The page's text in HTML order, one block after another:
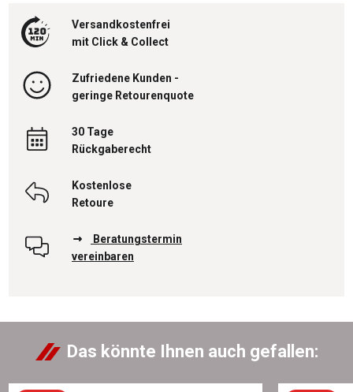
Versandkostenfrei
mit Click & Collect
Zufriedene Kunden -
geringe Retourenquote
30 Tage
Rückgaberecht
Kostenlose
Retoure
Beratungstermin
vereinbaren
Das könnte Ihnen auch gefallen: